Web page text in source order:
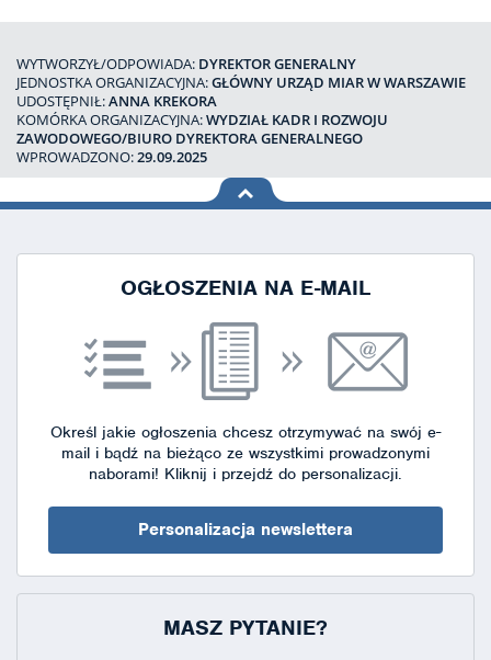
WYTWORZYŁ/ODPOWIADA: DYREKTOR GENERALNY
JEDNOSTKA ORGANIZACYJNA:GŁÓWNY URZĄD MIAR W WARSZAWIE
UDOSTĘPNIŁ:ANNA KREKORA
KOMÓRKA ORGANIZACYJNA:WYDZIAŁ KADR I ROZWOJU
ZAWODOWEGO/BIURO DYREKTORA GENERALNEGO
WPROWADZONO:29.09.2025
na górę
OGŁOSZENIA NA E-MAIL
Określ jakie ogłoszenia chcesz otrzymywać na swój e-
mail i bądź na bieżąco ze wszystkimi prowadzonymi
naborami! Kliknij i przejdź do personalizacji.
Personalizacja newslettera
MASZ PYTANIE?